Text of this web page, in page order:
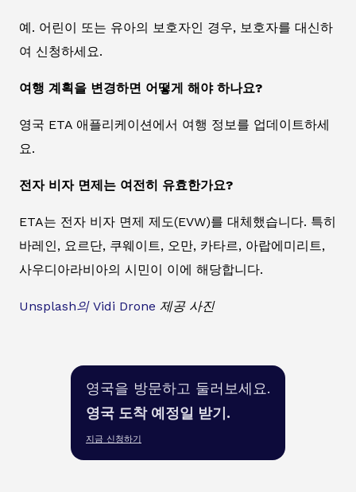
예. 어린이 또는 유아의 보호자인 경우, 보호자를 대신하
여 신청하세요.
여행 계획을 변경하면 어떻게 해야 하나요?
영국 ETA 애플리케이션에서 여행 정보를 업데이트하세
요.
전자 비자 면제는 여전히 유효한가요?
ETA는 전자 비자 면제 제도(EVW)를 대체했습니다. 특히
바레인, 요르단, 쿠웨이트, 오만, 카타르, 아랍에미리트,
사우디아라비아의 시민이 이에 해당합니다.
Unsplash의 Vidi Drone 제공 사진
영국을 방문하고 둘러보세요.
영국 도착 예정일 받기.
지금 신청하기